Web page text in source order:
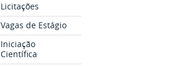
Licitações
Vagas de Estágio
Iniciação
Científica